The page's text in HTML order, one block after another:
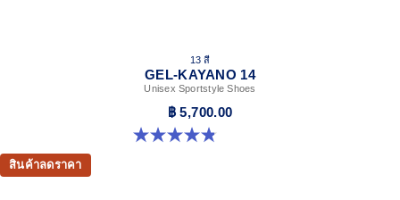
13 สี
GEL-KAYANO 14
Unisex Sportstyle Shoes
฿ 5,700.00
4.8 จาก 5 ดาว 1722 รีวิว
สินค้าลดราคา